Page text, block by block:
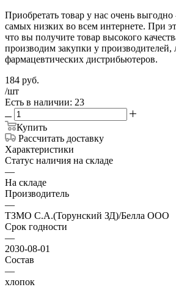
Приобретать товар у нас очень
самых низких во всем интернете. При
что вы получите товар высокого
производим закупки у
фармацевтических дистрибьютеров.
184 руб.
/шт
Есть в наличии: 23
Купить
Рассчитать доставку
Характеристики
Статус наличия на складе
—
На складе
Производитель
—
ТЗМО С.А.(Торунский ЗД)/Белла ООО
Срок годности
—
2030-08-01
Состав
—
хлопок